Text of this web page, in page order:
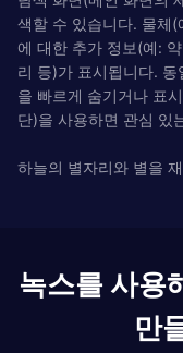
색할 수 있습니다. 물체
에 대한 추가 정보(예:
리 등)가 표시됩니다.
을 빠르게 숨기거나 표
단)을 사용하면 관심 있
하늘의 별자리와 별을
녹스를 사용
만